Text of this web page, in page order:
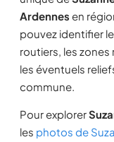
Ardennes en
pouvez identifier
routiers, les
les éventuels
commune.
Pour explorer
les photos de